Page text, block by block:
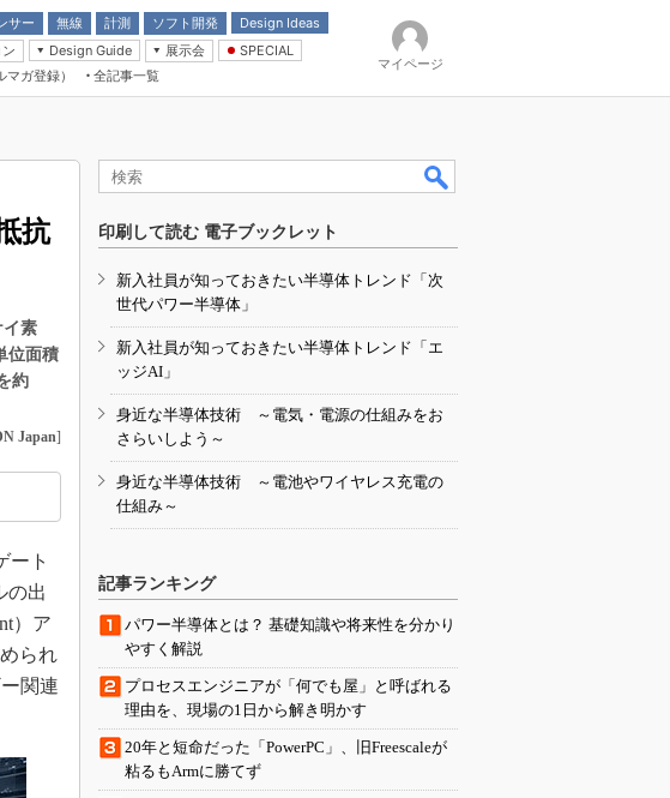
サー 無線 計測 ソフト開発
Design Ideas
アナログ機能回路
計測とテスト
Wired, Weird
Design Guide
展示会
コンピューティング展
SPECIAL
情報
ガ登録） 全記事一覧
マイページ
抗
イ素
位面積
約
Japan]
ート
の出
）ア
られ
関連
印刷して読む 電子ブックレット
新入社員が知っておきたい半導体トレンド「次
世代パワー半導体」
新入社員が知っておきたい半導体トレンド「エ
ッジAI」
身近な半導体技術 ～電気・電源の仕組みをお
さらいしよう～
身近な半導体技術 ～電池やワイヤレス充電の
仕組み～
記事ランキング
パワー半導体とは？ 基礎知識や将来性を分かり
やすく解説
プロセスエンジニアが「何でも屋」と呼ばれる
理由を、現場の1日から解き明かす
20年と短命だった「PowerPC」、旧Freescaleが
粘るもArmに勝てず